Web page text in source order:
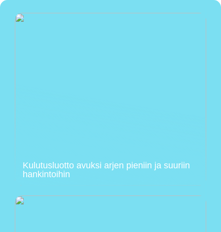
Kulutusluotto avuksi arjen pieniin ja suuriin
hankintoihin